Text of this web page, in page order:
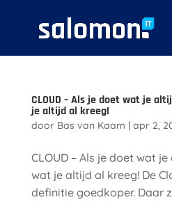
CLOUD – Als je doet wat je
je altijd al kreeg!
door Bas van Kaam | apr 2,
CLOUD – Als je doet wat
wat je altijd al kreeg! De
definitie goedkoper. Daar